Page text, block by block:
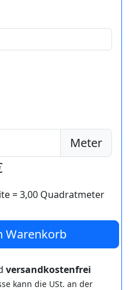
Meter
=3,00 Quadratmeter
Warenkorb
versandkostenfrei
kann die USt. an der